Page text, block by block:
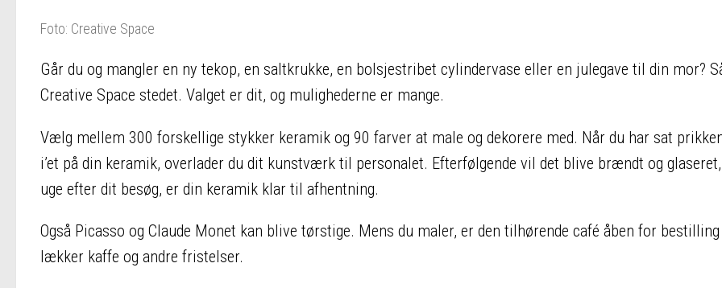
Foto: Creative Space
Går du og mangler en ny tekop, en saltkrukke, en bolsjestribet cylindervase eller en julegave til din mor?
Creative Space stedet. Valget er dit, og mulighederne er mange.
Vælg mellem 300 forskellige stykker keramik og 90 farver at male og dekorere med. Når du har sat
i’et på din keramik, overlader du dit kunstværk til personalet. Efterfølgende vil det blive brændt og
uge efter dit besøg, er din keramik klar til afhentning.
Også Picasso og Claude Monet kan blive tørstige. Mens du maler, er den tilhørende café åben for
lækker kaffe og andre fristelser.